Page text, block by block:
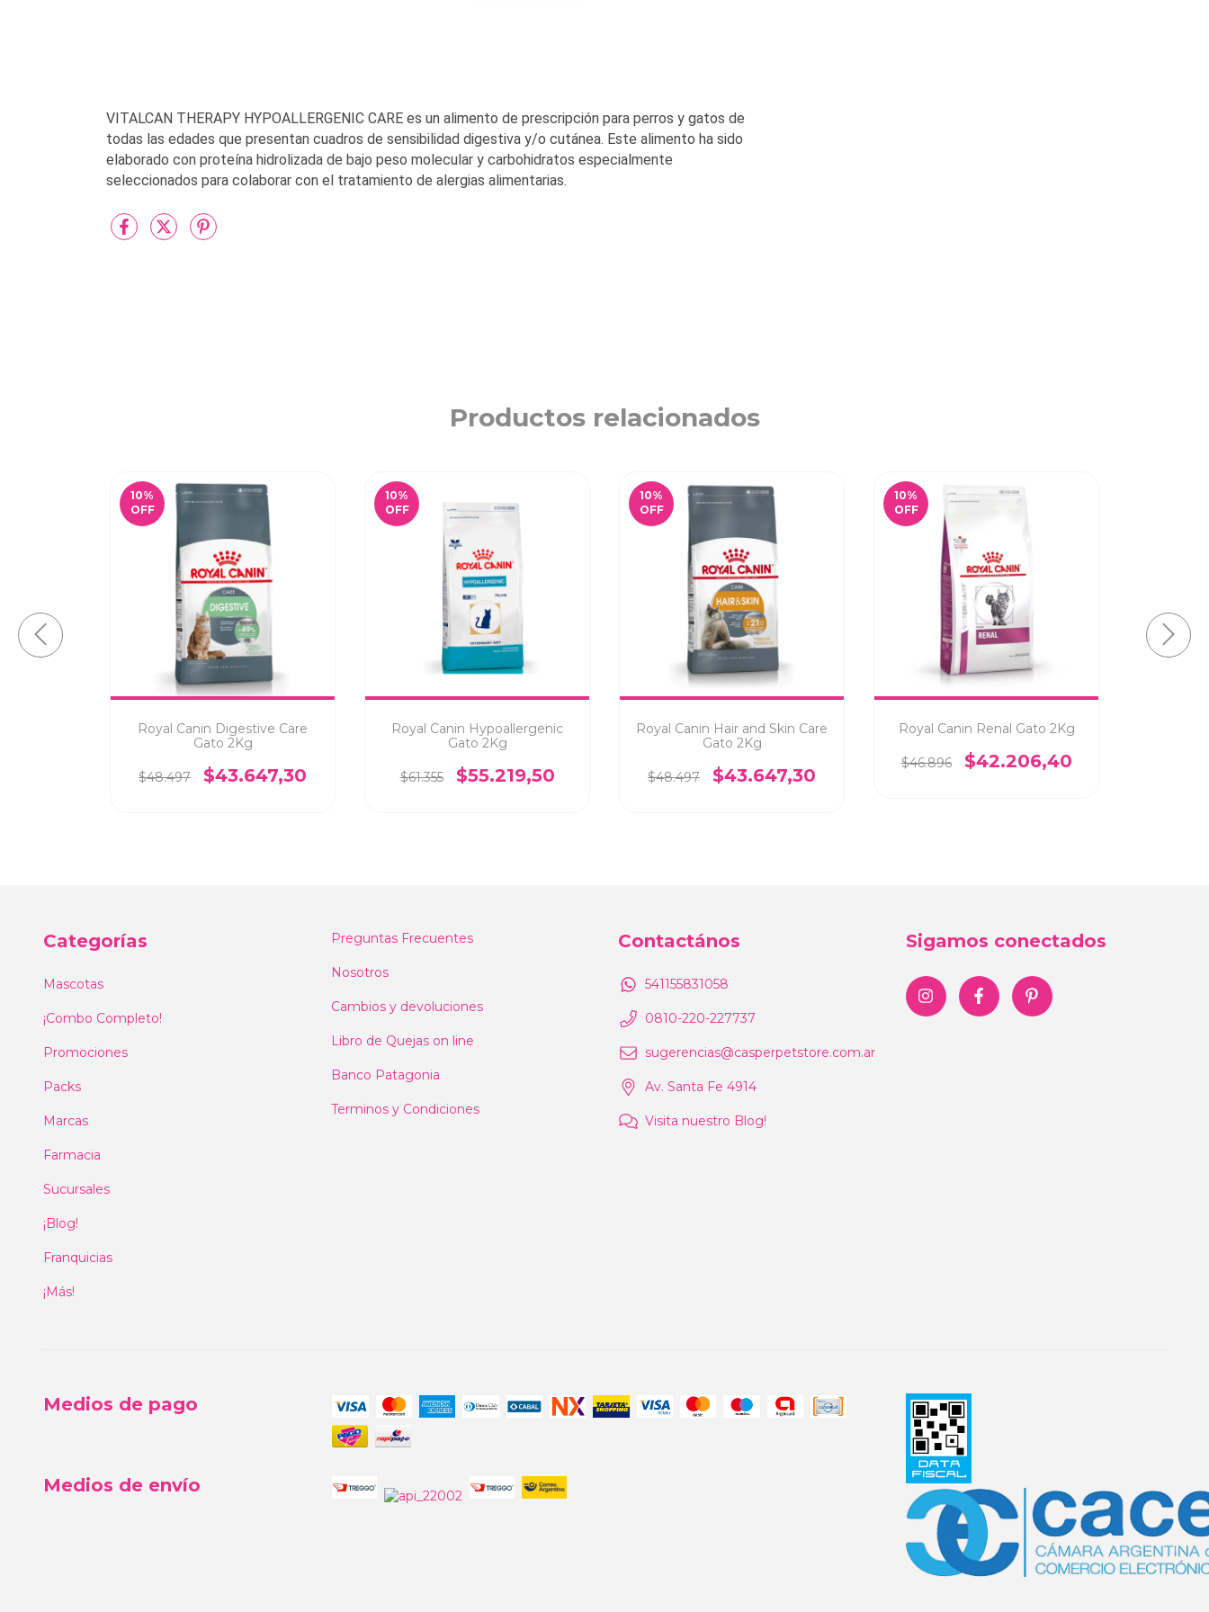
VITALCAN THERAPY HYPOALLERGENIC CARE es un alimento de prescripción para perros y gatos de
todas las edades que presentan cuadros de sensibilidad digestiva y/o cutánea. Este alimento ha sido
elaborado con proteína hidrolizada de bajo peso molecular y carbohidratos especialmente
seleccionados para colaborar con el tratamiento de alergias alimentarias.
Productos relacionados
10%
OFF
Royal Canin Digestive Care
Gato 2Kg
$48.497 $43.647,30
10%
OFF
Royal Canin Hypoallergenic
Gato 2Kg
$61.355 $55.219,50
10%
OFF
Royal Canin Hair and Skin Care
Gato 2Kg
$48.497 $43.647,30
10%
OFF
Royal Canin Renal Gato 2Kg
$46.896 $42.206,40
Categorías
Mascotas
¡Combo Completo!
Promociones
Packs
Marcas
Farmacia
Sucursales
¡Blog!
Franquicias
¡Más!
Preguntas Frecuentes
Nosotros
Cambios y devoluciones
Libro de Quejas on line
Banco Patagonia
Terminos y Condiciones
Contactános
541155831058
0810-220-227737
sugerencias@casperpetstore.com.ar
Av. Santa Fe 4914
Visita nuestro Blog!
Sigamos conectados
Medios de pago
Medios de envío